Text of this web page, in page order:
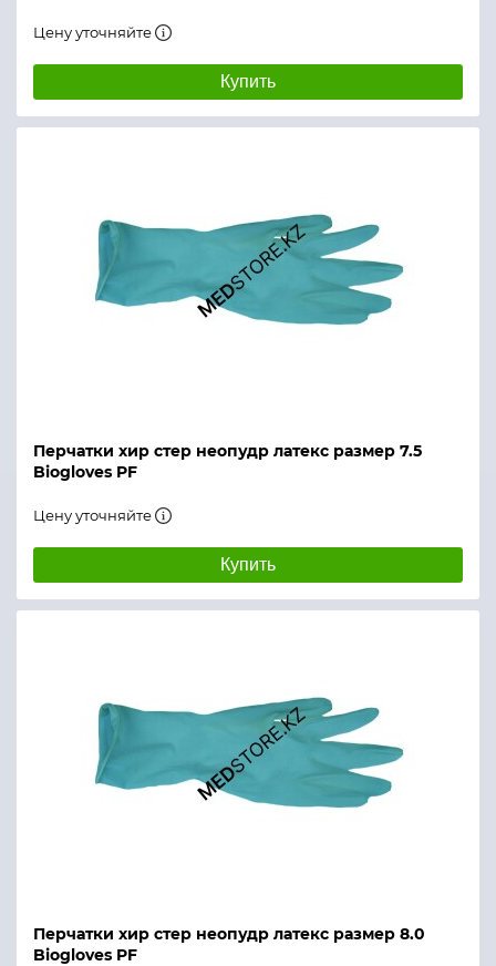
Цену уточняйте
Купить
Перчатки хир стер неопудр латекс размер 7.5
Biogloves PF
Цену уточняйте
Купить
Перчатки хир стер неопудр латекс размер 8.0
Biogloves PF